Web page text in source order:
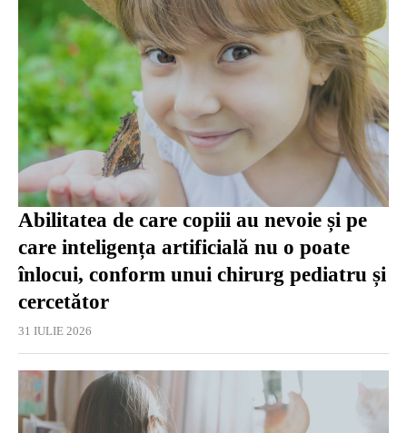
Abilitatea de care copiii au nevoie și pe
care inteligența artificială nu o poate
înlocui, conform unui chirurg pediatru și
cercetător
31 IULIE 2026